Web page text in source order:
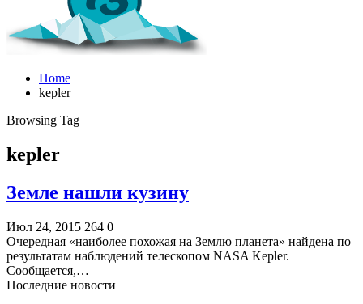
Home
kepler
Browsing Tag
kepler
Земле нашли кузину
Июл 24, 2015 264 0
Очередная «наиболее похожая на Землю планета» найдена по
результатам наблюдений телескопом NASA Kepler.
Сообщается,…
Последние новости